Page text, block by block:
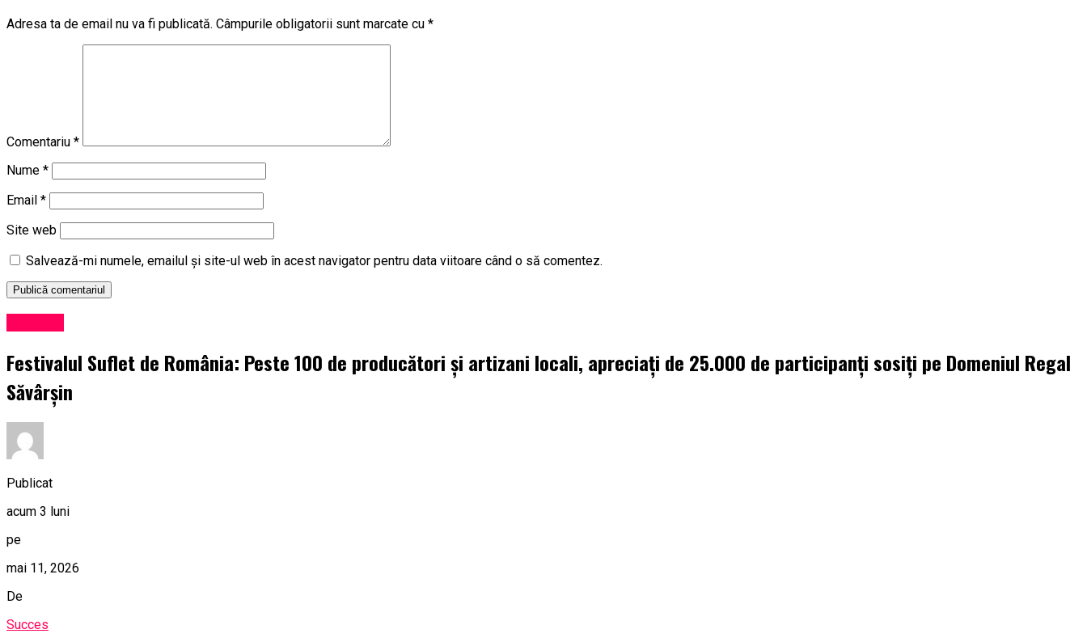
Adresa ta de email nu va fi publicată. Câmpurile obligatorii sunt marcate cu *
Comentariu *
Nume *
Email *
Site web
Salvează-mi numele, emailul și site-ul web în acest navigator pentru data viitoare când o să comentez.
Festivalul Suflet de România: Peste 100 de producători și artizani locali, apreciați de 25.000 de participanți sosiți pe Domeniul Regal
Săvârșin
Publicat
acum 3 luni
pe
mai 11, 2026
De
Succes